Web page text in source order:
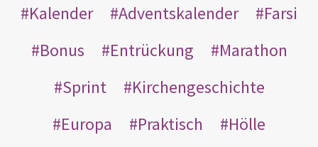
Kalender
Adventskalender
Farsi
Bonus
Entrückung
Marathon
Sprint
Kirchengeschichte
Europa
Praktisch
Hölle